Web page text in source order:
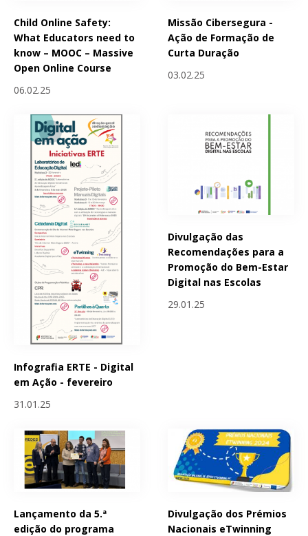
Child Online Safety:
What Educators need to
know – MOOC – Massive
Open Online Course
06.02.25
Missão Cibersegura -
Ação de Formação de
Curta Duração
03.02.25
Infografia ERTE - Digital
em Ação - fevereiro
31.01.25
Divulgação das
Recomendações para a
Promoção do Bem-Estar
Digital nas Escolas
29.01.25
Lançamento da 5.ª
edição do programa
Divulgação dos Prémios
Nacionais eTwinning